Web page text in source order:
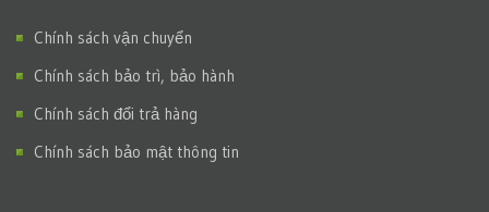
Chính sách vận chuyển
Chính sách bảo trì, bảo hành
Chính sách đổi trả hàng
Chính sách bảo mật thông tin